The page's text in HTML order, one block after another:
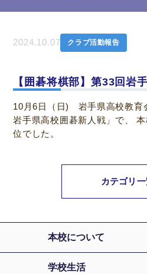
2024.10.07 クラブ活動報告
【囲碁将棋部】第33回岩
10月6日（日) 岩手県高校教育
岩手県高校囲碁新人戦」で、
位でした。
カテゴリ
本校について
学校生活